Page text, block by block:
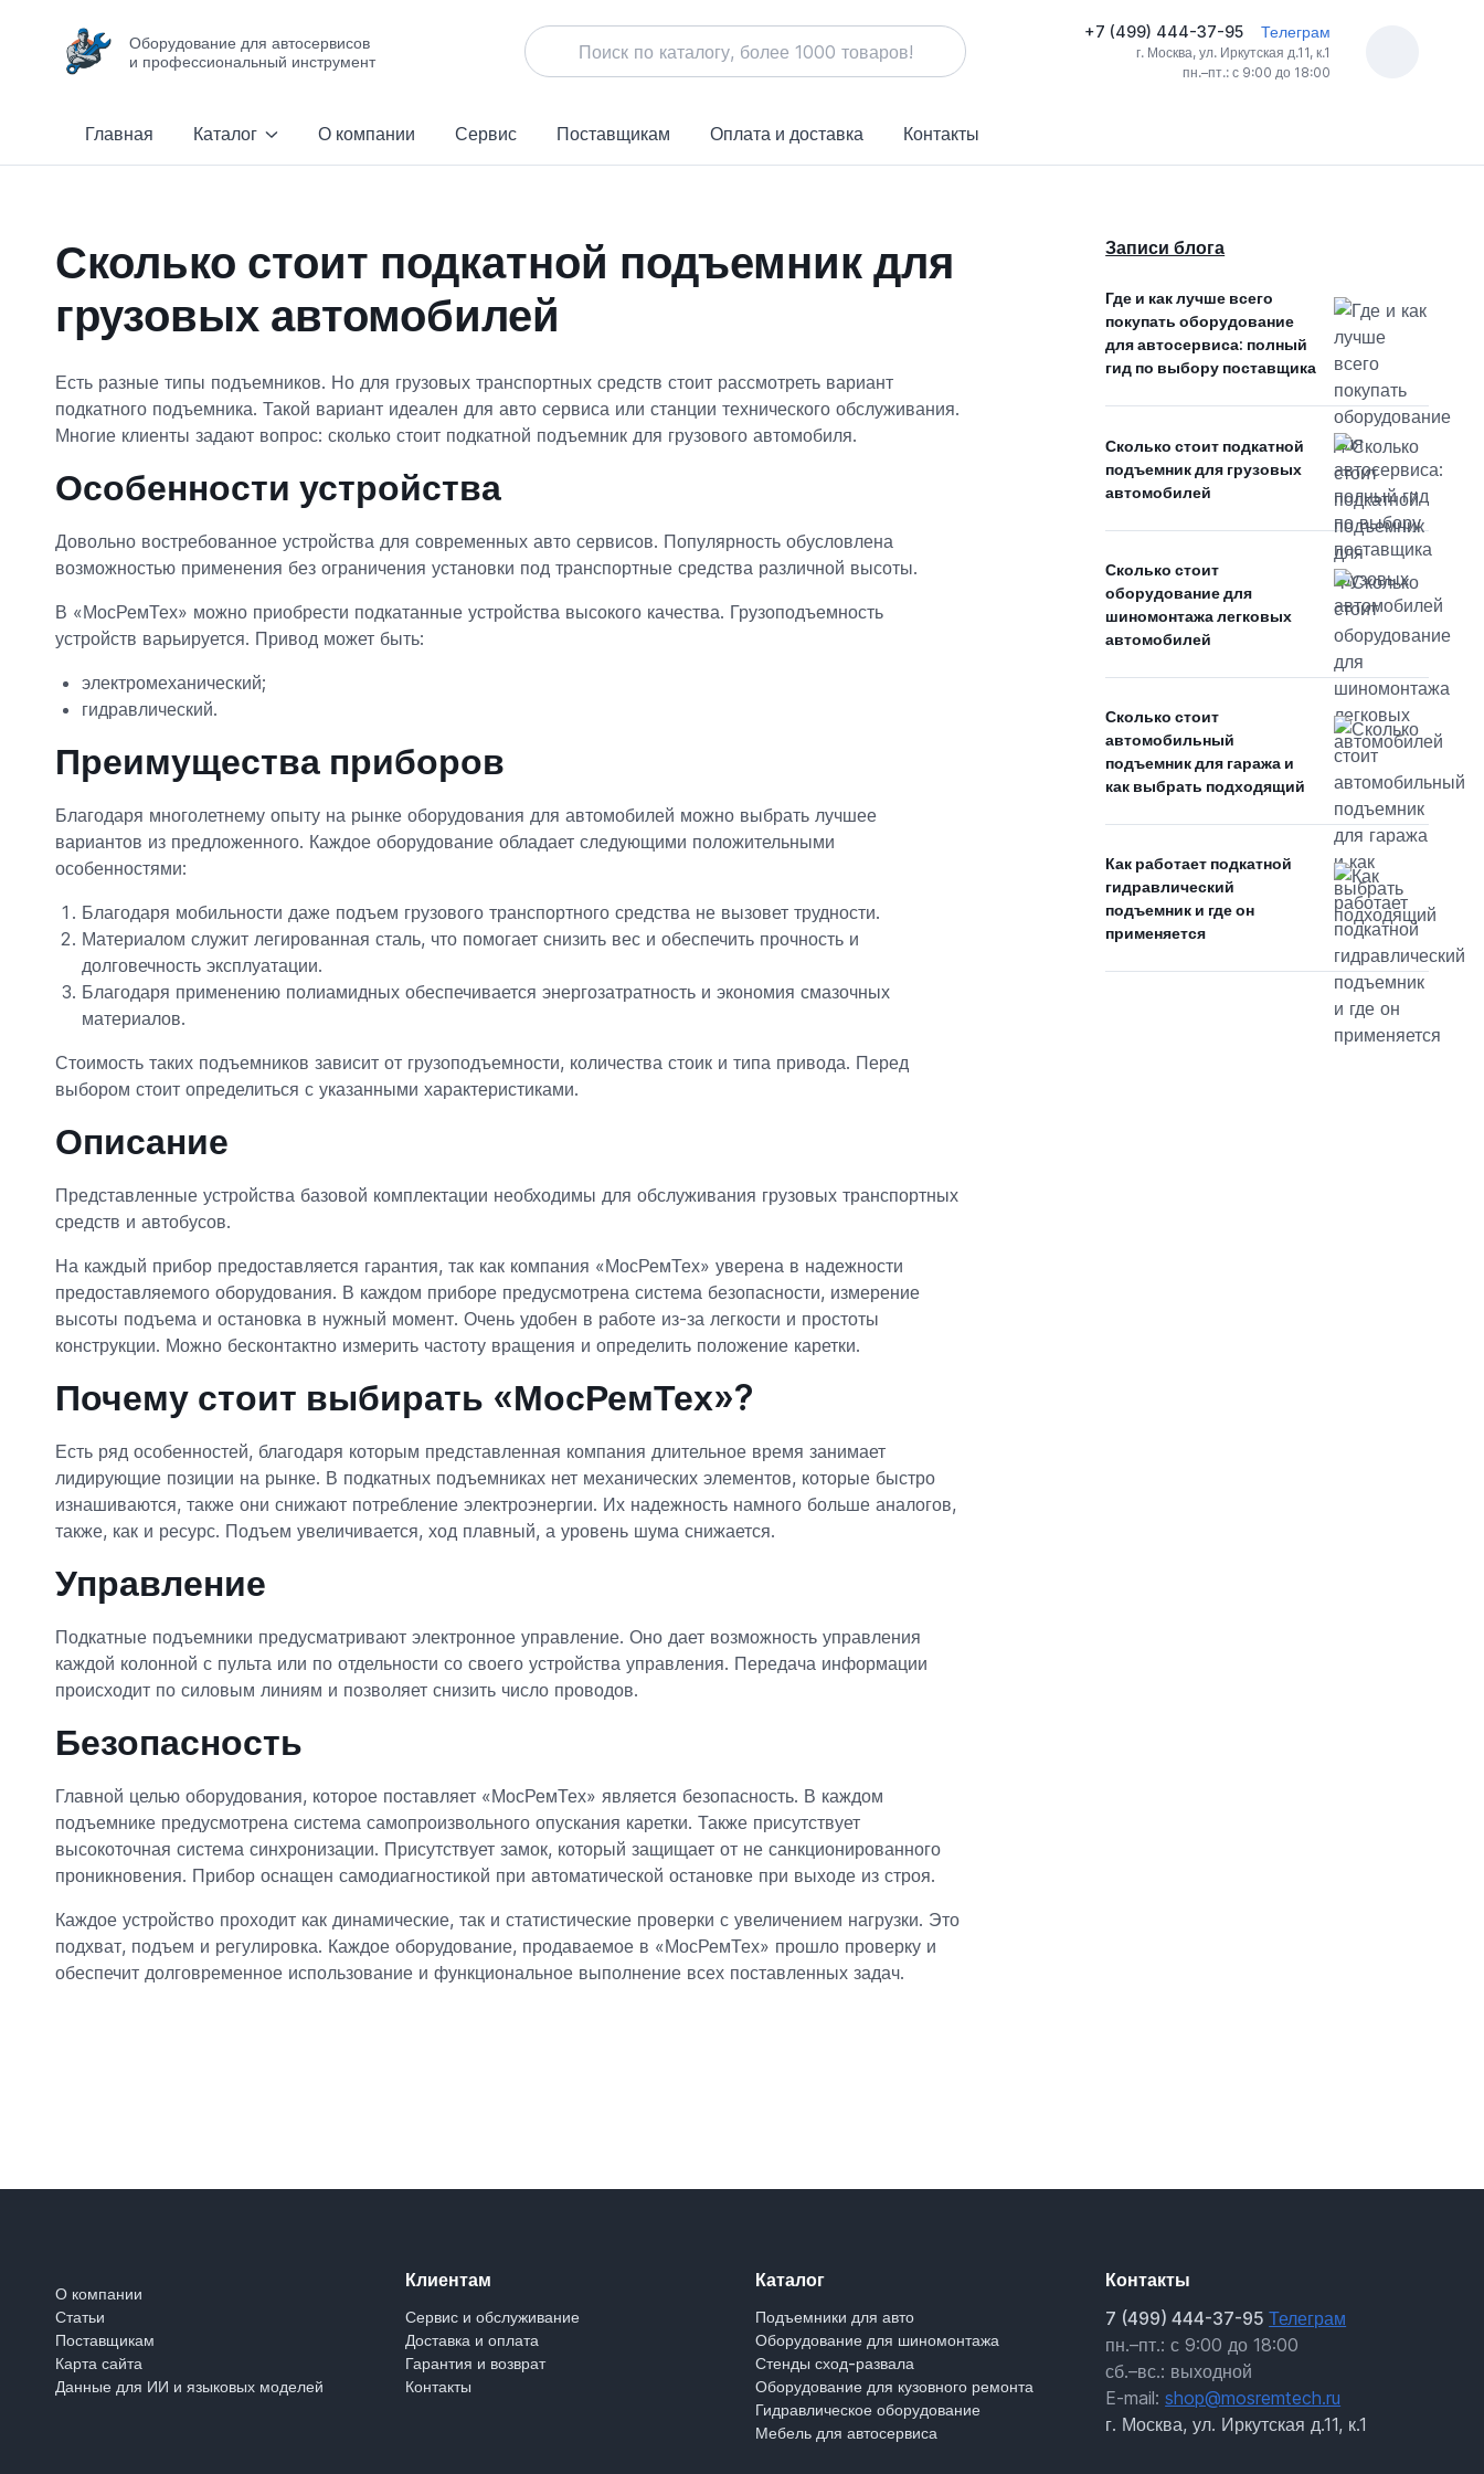
Оборудование для автосервисов
и профессиональный инструмент
+7 (499) 444-37-95 Телеграм
г. Москва, ул. Иркутская д.11, к.1
пн.–пт.: с 9:00 до 18:00
Главная Каталог О компании Сервис Поставщикам Оплата и доставка Контакты
Сколько стоит подкатной подъемник для
грузовых автомобилей
Есть разные типы подъемников. Но для грузовых транспортных средств стоит рассмотреть вариант
подкатного подъемника. Такой вариант идеален для авто сервиса или станции технического обслуживания.
Многие клиенты задают вопрос: сколько стоит подкатной подъемник для грузового автомобиля.
Особенности устройства
Довольно востребованное устройства для современных авто сервисов. Популярность обусловлена
возможностью применения без ограничения установки под транспортные средства различной высоты.
В «МосРемТех» можно приобрести подкатанные устройства высокого качества. Грузоподъемность
устройств варьируется. Привод может быть:
электромеханический;
гидравлический.
Преимущества приборов
Благодаря многолетнему опыту на рынке оборудования для автомобилей можно выбрать лучшее
вариантов из предложенного. Каждое оборудование обладает следующими положительными
особенностями:
Благодаря мобильности даже подъем грузового транспортного средства не вызовет трудности.
Материалом служит легированная сталь, что помогает снизить вес и обеспечить прочность и
долговечность эксплуатации.
Благодаря применению полиамидных обеспечивается энергозатратность и экономия смазочных
материалов.
Стоимость таких подъемников зависит от грузоподъемности, количества стоик и типа привода. Перед
выбором стоит определиться с указанными характеристиками.
Описание
Представленные устройства базовой комплектации необходимы для обслуживания грузовых транспортных
средств и автобусов.
На каждый прибор предоставляется гарантия, так как компания «МосРемТех» уверена в надежности
предоставляемого оборудования. В каждом приборе предусмотрена система безопасности, измерение
высоты подъема и остановка в нужный момент. Очень удобен в работе из-за легкости и простоты
конструкции. Можно бесконтактно измерить частоту вращения и определить положение каретки.
Почему стоит выбирать «МосРемТех»?
Есть ряд особенностей, благодаря которым представленная компания длительное время занимает
лидирующие позиции на рынке. В подкатных подъемниках нет механических элементов, которые быстро
изнашиваются, также они снижают потребление электроэнергии. Их надежность намного больше аналогов,
также, как и ресурс. Подъем увеличивается, ход плавный, а уровень шума снижается.
Управление
Подкатные подъемники предусматривают электронное управление. Оно дает возможность управления
каждой колонной с пульта или по отдельности со своего устройства управления. Передача информации
происходит по силовым линиям и позволяет снизить число проводов.
Безопасность
Главной целью оборудования, которое поставляет «МосРемТех» является безопасность. В каждом
подъемнике предусмотрена система самопроизвольного опускания каретки. Также присутствует
высокоточная система синхронизации. Присутствует замок, который защищает от не санкционированного
проникновения. Прибор оснащен самодиагностикой при автоматической остановке при выходе из строя.
Каждое устройство проходит как динамические, так и статистические проверки с увеличением нагрузки. Это
подхват, подъем и регулировка. Каждое оборудование, продаваемое в «МосРемТех» прошло проверку и
обеспечит долговременное использование и функциональное выполнение всех поставленных задач.
Записи блога
Где и как лучше всего
покупать оборудование
для автосервиса: полный
гид по выбору поставщика
Сколько стоит подкатной
подъемник для грузовых
автомобилей
Сколько стоит
оборудование для
шиномонтажа легковых
автомобилей
Сколько стоит
автомобильный
подъемник для гаража и
как выбрать подходящий
Как работает подкатной
гидравлический
подъемник и где он
применяется
О компании
Статьи
Поставщикам
Карта сайта
Данные для ИИ и языковых моделей
Клиентам
Сервис и обслуживание
Доставка и оплата
Гарантия и возврат
Контакты
Каталог
Подъемники для авто
Оборудование для шиномонтажа
Стенды сход-развала
Оборудование для кузовного ремонта
Гидравлическое оборудование
Мебель для автосервиса
Контакты
7 (499) 444-37-95Телеграм
пн.–пт.: с 9:00 до 18:00
сб.–вс.: выходной
E-mail:shop@mosremtech.ru
г. Москва, ул. Иркутская д.11, к.1